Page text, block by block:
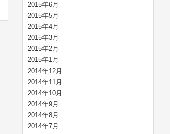
2015年6月
2015年5月
2015年4月
2015年3月
2015年2月
2015年1月
2014年12月
2014年11月
2014年10月
2014年9月
2014年8月
2014年7月